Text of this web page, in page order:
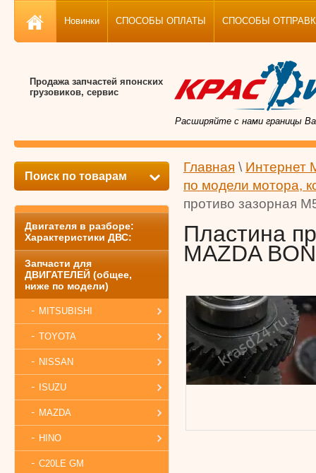
Новинки СПОСОБЫ ОПЛАТЫ СПОСОБЫ ОТПРАВКИ,
Продажа запчастей японских
грузовиков, сервис
Расширяйте с нами границы
Поиск по товарам
Двигателя в разборе:
Характеристики ДВС:
Запчасти для
ДВИГАТЕЛЕЙ (общее,
ниже по модели)
MITSUBISHI
TOYOTA
NISSAN
ISUZU
MAZDA
HINO
C20LE GM
Главная \ Интернет
по модели мотора,
противо зазорная
Пластина
MAZDA